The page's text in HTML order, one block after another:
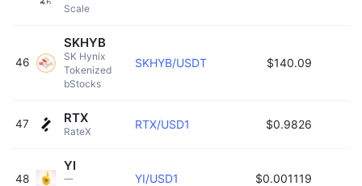
Scale
46
SK Hynix
Tokenized
bStocks
SKHYB
SKHYB/USDT $140.09
47
RateX
RTX RTX/USD1 $0.9826
48
一
YI
YI/USD1 $0.001119